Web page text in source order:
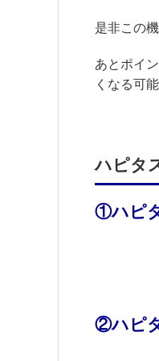
是非この
あとポイ
くなる可
ハピタ
①ハピ
②ハピ